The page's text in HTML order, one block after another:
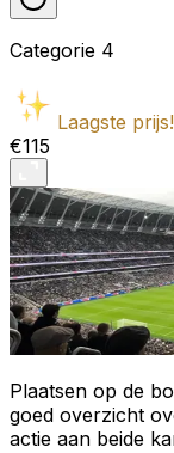
Categorie 4
Laagste prijs!
€115
Plaatsen op de
goed overzicht
actie aan beide